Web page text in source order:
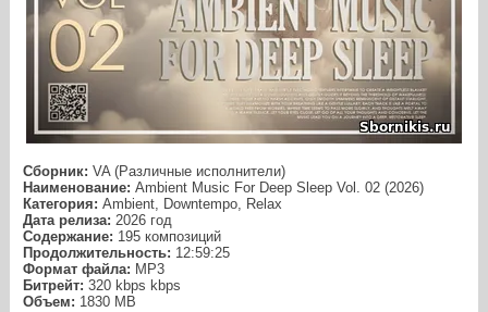
Сборник: VA (Различные исполнители)
Наименование: Ambient Music For Deep Sleep Vol. 02 (2026)
Категория: Ambient, Downtempo, Relax
Дата релиза: 2026 год
Содержание: 195 композиций
Продолжительность: 12:59:25
Формат файла: MP3
Битрейт: 320 kbps kbps
Объем: 1830 МB